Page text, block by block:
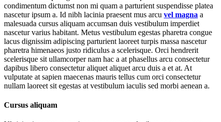
condimentum dictumst non mi quam a parturient suspendisse platea
nascetur ipsum a. Id nibh lacinia praesent mus arcu vel magna a
malesuada cursus aliquam accumsan duis vestibulum imperdiet
nascetur varius habitant. Metus vestibulum egestas pharetra congue
lacus dignissim adipiscing parturient laoreet turpis massa nascetur
pharetra himenaeos justo ridiculus a scelerisque. Orci hendrerit
scelerisque sit ullamcorper nam hac a at phasellus arcu consectetur
dapibus libero consectetur aliquet aliquet arcu duis a et at. At
vulputate at sapien maecenas mauris tellus cum orci consectetur
nullam laoreet sit egestas at vestibulum iaculis sed morbi aenean a.
Cursus aliquam